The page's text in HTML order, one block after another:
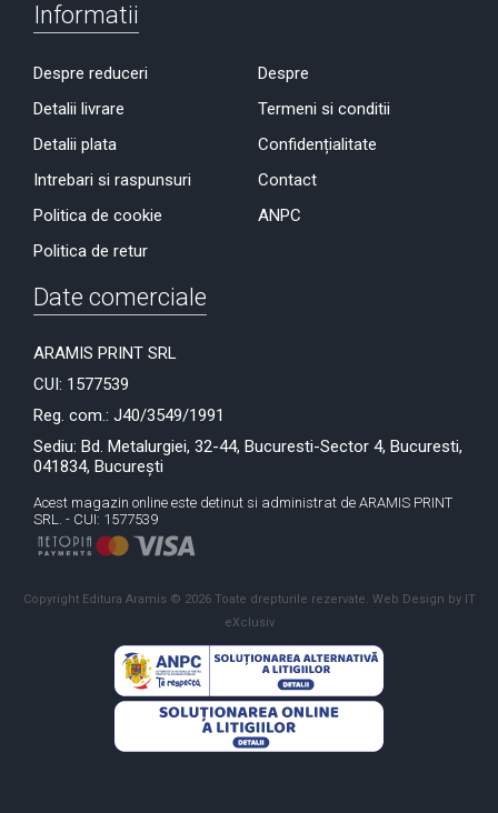
Informatii
Despre reduceri
Detalii livrare
Detalii plata
Intrebari si raspunsuri
Politica de cookie
Politica de retur
Despre
Termeni si conditii
Confidențialitate
Contact
ANPC
Date comerciale
ARAMIS PRINT SRL
CUI: 1577539
Reg. com.: J40/3549/1991
Sediu: Bd. Metalurgiei, 32-44, Bucuresti-Sector 4, Bucuresti,
041834, București
Acest magazin online este detinut si administrat de ARAMIS PRINT
SRL. - CUI: 1577539
Copyright Editura Aramis © 2026 Toate drepturile rezervate. Web Design by IT
eXclusiv